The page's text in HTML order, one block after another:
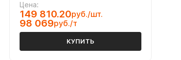
Цена:
149 810.20руб./шт.
98 069руб./т
КУПИТЬ